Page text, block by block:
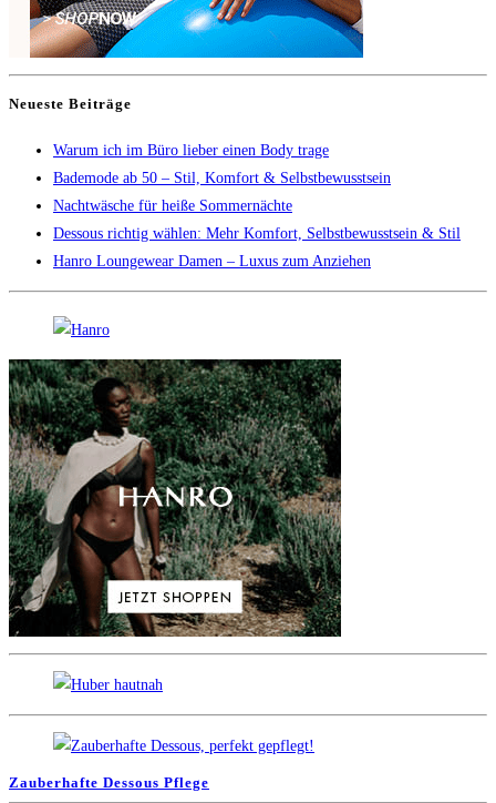
Neueste Beiträge
Warum ich im Büro lieber einen Body trage
Bademode ab 50 – Stil, Komfort & Selbstbewusstsein
Nachtwäsche für heiße Sommernächte
Dessous richtig wählen: Mehr Komfort, Selbstbewusstsein & Stil
Hanro Loungewear Damen – Luxus zum Anziehen
Zauberhafte Dessous Pflege